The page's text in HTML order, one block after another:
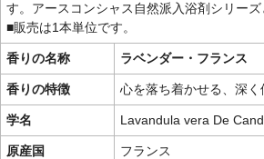
す。アースコンシャス自然派入浴剤シリーズ
■販売は1本単位です。
香りの名称 ラベンダー・フランス
香りの特徴 心を落ち着かせる、深く
学名 Lavandula vera De
原産国 フランス